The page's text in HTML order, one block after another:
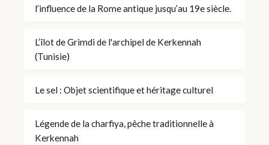
l’influence de la Rome antique jusqu’au 19e siècle.
L’îlot de Grimdi de l'archipel de Kerkennah
(Tunisie)
Le sel : Objet scientifique et héritage culturel
Légende de la charfiya, pêche traditionnelle à
Kerkennah